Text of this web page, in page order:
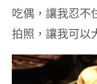
吃偶，讓我忍不
拍照，讓我可以